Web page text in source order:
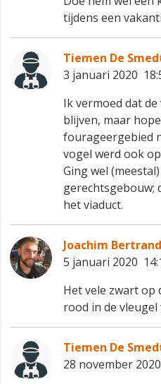
tijdens een
Tiemen De
3 januari 2020
Ik vermoed dat
blijven, maar
fourageergebied
vogel werd ook
Ging wel
gerechtsgebouw;
het viaduct.
Joachim
5 januari 2020
Het vele zwart op
rood in de vleugel
Tiemen De
28 november